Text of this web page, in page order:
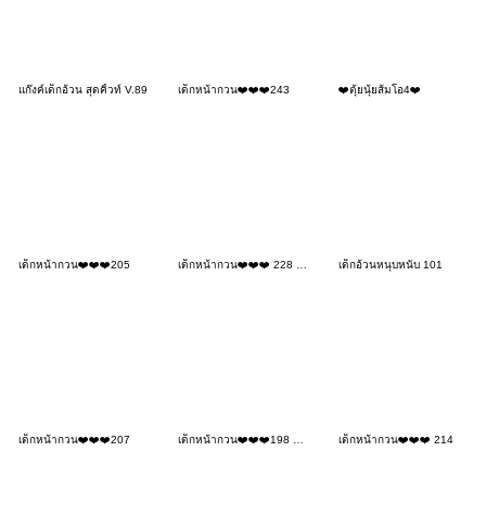
แก๊งค์เด็กอ้วน สุดคิ้วท์ V.89 เด็กหน้ากวน❤️❤️❤️243 ❤️ตุ้ยนุ้ยส้มโอ4❤️
เด็กหน้ากวน❤️❤️❤️205 เด็กอ้วนหนุบหนับ 101
เด็กหน้ากวน❤️❤️❤️207 เด็กหน้ากวน❤️❤️❤️198 No Text เด็กหน้ากวน❤️❤️❤️ 214